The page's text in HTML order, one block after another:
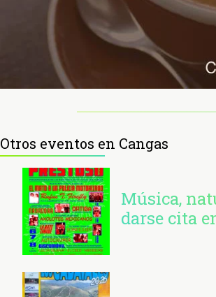
Otros eventos en Cangas
Música,
darse cita